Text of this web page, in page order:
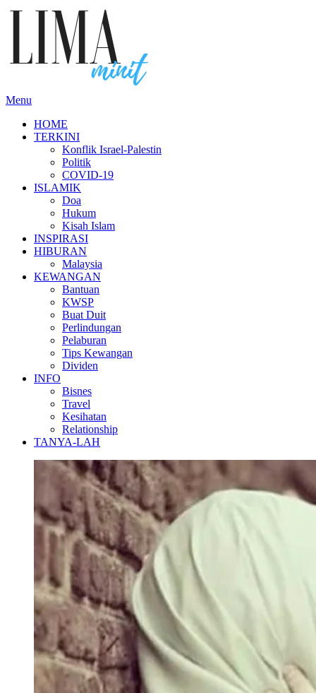
Skip
Menu
HOME
TERKINI
Konflik Israel-Palestin
Politik
COVID-19
ISLAMIK
Doa
Hukum
Kisah Islam
INSPIRASI
HIBURAN
Malaysia
KEWANGAN
Bantuan
KWSP
Buat Duit
Perlindungan
Pelaburan
Tips Kewangan
Dividen
INFO
Bisnes
Travel
Kesihatan
Relationship
TANYA-LAH